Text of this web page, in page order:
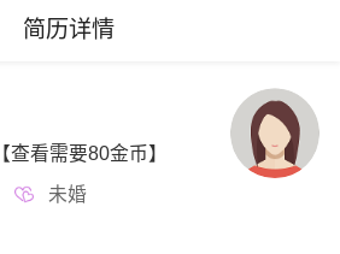
简历详情
【查看需要80金币】
未婚